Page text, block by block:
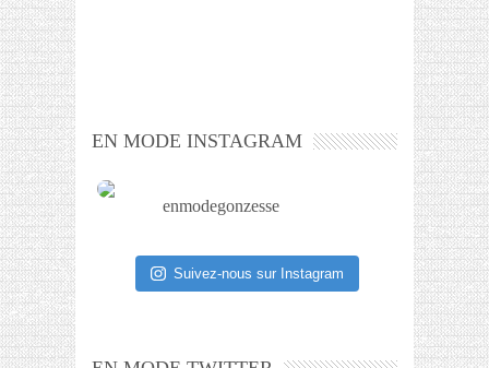
EN MODE INSTAGRAM
enmodegonzesse
Suivez-nous sur Instagram